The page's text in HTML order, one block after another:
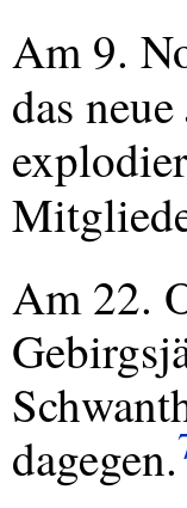
Am 9.
das neue
Am 22.
dagegen.